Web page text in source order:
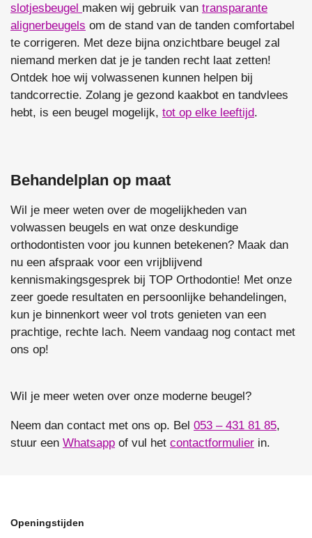
slotjesbeugel maken wij gebruik van transparante
alignerbeugels om de stand van de tanden comfortabel
te corrigeren. Met deze bijna onzichtbare beugel zal
niemand merken dat je je tanden recht laat zetten!
Ontdek hoe wij volwassenen kunnen helpen bij
tandcorrectie. Zolang je gezond kaakbot en tandvlees
hebt, is een beugel mogelijk, tot op elke leeftijd.
Behandelplan op maat
Wil je meer weten over de mogelijkheden van
volwassen beugels en wat onze deskundige
orthodontisten voor jou kunnen betekenen? Maak dan
nu een afspraak voor een vrijblijvend
kennismakingsgesprek bij TOP Orthodontie! Met onze
zeer goede resultaten en persoonlijke behandelingen,
kun je binnenkort weer vol trots genieten van een
prachtige, rechte lach. Neem vandaag nog contact met
ons op!
Wil je meer weten over onze moderne beugel?
Neem dan contact met ons op. Bel 053 – 431 81 85,
stuur een Whatsapp of vul het contactformulier in.
Openingstijden